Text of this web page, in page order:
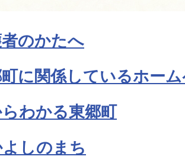
のかたへ
に関係しているホー
わかる東郷町
しのまち